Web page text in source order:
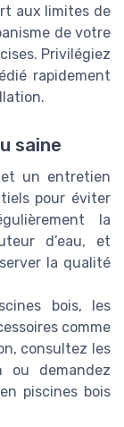
aux limites de
de votre
Privilégiez
rapidement
saine
un entretien
pour éviter
la
d’eau, et
la qualité
bois, les
comme
consultez les
ou demandez
piscines bois